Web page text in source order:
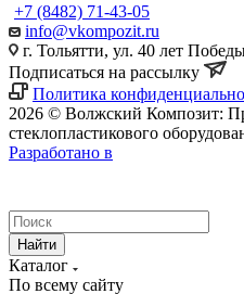
+7 (8482) 71-43-05
info@vkompozit.ru
г. Тольятти, ул. 40 лет
Подписаться на рассылку
Политика
2026 © Волжский Композит:
стеклопластикового
Разработано в
Найти
Каталог
По всему сайту